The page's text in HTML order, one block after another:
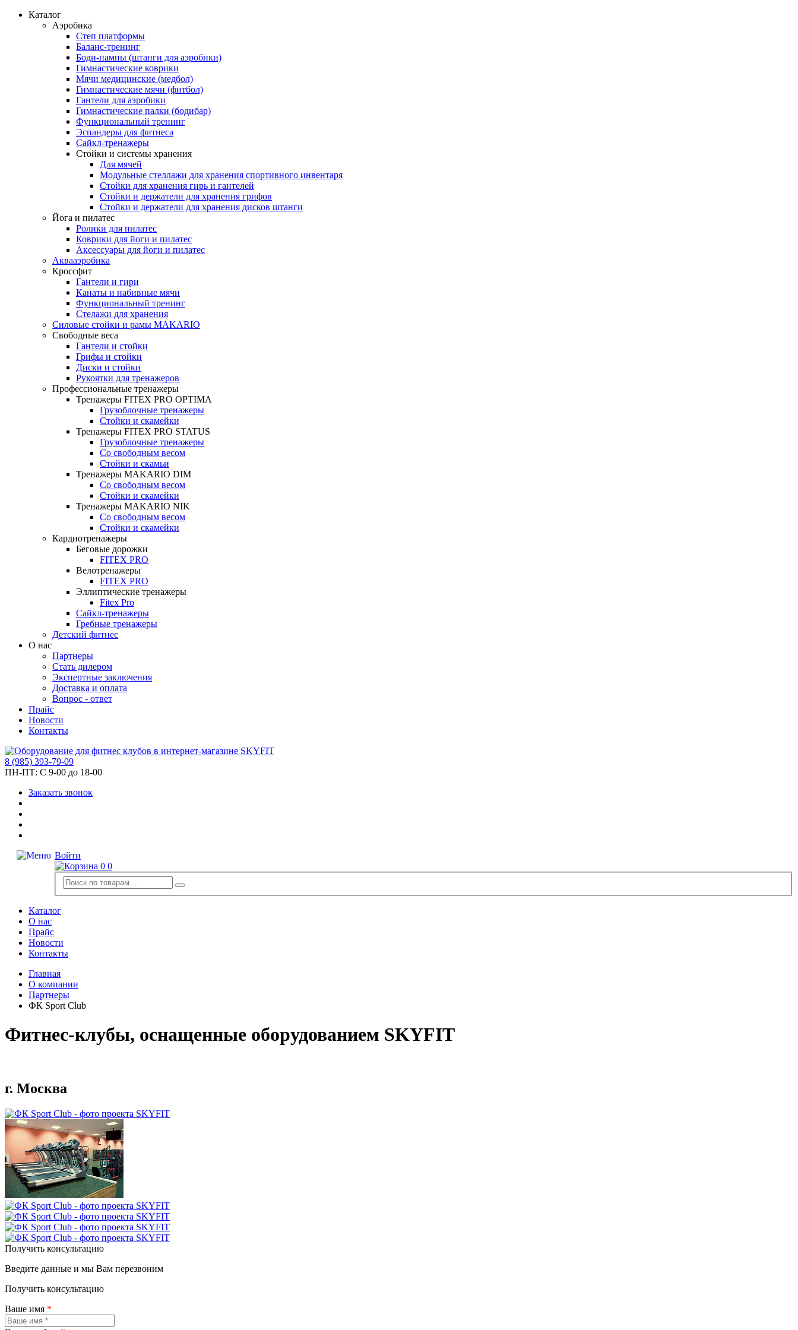
Каталог
Аэробика
Степ платформы
Баланс-тренинг
Боди-пампы (штанги для аэробики)
Гимнастические коврики
Мячи медицинские (медбол)
Гимнастические мячи (фитбол)
Гантели для аэробики
Гимнастические палки (бодибар)
Функциональный тренинг
Эспандеры для фитнеса
Сайкл-тренажеры
Стойки и системы хранения
Для мячей
Модульные стеллажи для хранения спортивного инвентаря
Стойки для хранения гирь и гантелей
Стойки и держатели для хранения грифов
Стойки и держатели для хранения дисков штанги
Йога и пилатес
Ролики для пилатес
Коврики для йоги и пилатес
Аксессуары для йоги и пилатес
Аквааэробика
Кроссфит
Гантели и гири
Канаты и набивные мячи
Функциональный тренинг
Стелажи для хранения
Силовые стойки и рамы MAKARIO
Свободные веса
Гантели и стойки
Грифы и стойки
Диски и стойки
Рукоятки для тренажеров
Профессиональные тренажеры
Тренажеры FITEX PRO OPTIMA
Грузоблочные тренажеры
Стойки и скамейки
Тренажеры FITEX PRO STATUS
Грузоблочные тренажеры
Со свободным весом
Стойки и скамьи
Тренажеры MAKARIO DIM
Со свободным весом
Стойки и скамейки
Тренажеры MAKARIO NIK
Со свободным весом
Стойки и скамейки
Кардиотренажеры
Беговые дорожки
FITEX PRO
Велотренажеры
FITEX PRO
Эллиптические тренажеры
Fitex Pro
Сайкл-тренажеры
Гребные тренажеры
Детский фитнес
О нас
Партнеры
Стать дилером
Экспертные заключения
Доставка и оплата
Вопрос - ответ
Прайс
Новости
Контакты
8 (985) 393-79-09
ПН-ПТ: С 9-00 до 18-00
Заказать звонок
Войти
0 0
Каталог
О нас
Прайс
Новости
Контакты
Главная
О компании
Партнеры
ФК Sport Club
Фитнес-клубы, оснащенные оборудованием SKYFIT
г. Москва
Получить консультацию
Введите данные и мы Вам перезвоним
Получить консультацию
Ваше имя *